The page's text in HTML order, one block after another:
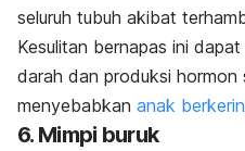
seluruh tubuh akibat
Kesulitan bernapas ini
darah dan produksi hormon
menyebabkan anak
6. Mimpi buruk